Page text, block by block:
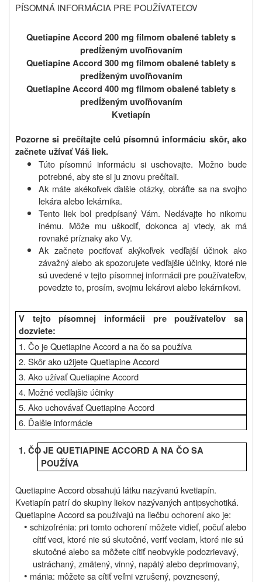
PÍSOMNÁ INFORMÁCIA PRE POUŽÍVATEĽOV
Quetiapine Accord 200 mg filmom obalené tablety s
predĺženým uvoľňovaním
Quetiapine Accord 300 mg filmom obalené tablety s
predĺženým uvoľňovaním
Quetiapine Accord 400 mg filmom obalené tablety s
predĺženým uvoľňovaním
Kvetiapín
Pozorne si prečítajte celú písomnú informáciu skôr, ako
začnete užívať Váš liek.
Túto písomnú informáciu si uschovajte. Možno bude
potrebné, aby ste si ju znovu prečítali.
Ak máte akékoľvek ďalšie otázky, obráťte sa na svojho
lekára alebo lekárnika.
Tento liek bol predpísaný Vám. Nedávajte ho nikomu
inému. Môže mu uškodiť, dokonca aj vtedy, ak má
rovnaké príznaky ako Vy.
Ak začnete pociťovať akýkoľvek vedľajší účinok ako
závažný alebo ak spozorujete vedľajšie účinky, ktoré nie
sú uvedené v tejto písomnej informácii pre používateľov,
povedzte to, prosím, svojmu lekárovi alebo lekárnikovi.
V tejto písomnej informácii pre používateľov sa
dozviete:
1. Čo je Quetiapine Accord a na čo sa používa
2. Skôr ako užijete Quetiapine Accord
3. Ako užívať Quetiapine Accord
4. Možné vedľajšie účinky
5. Ako uchovávať Quetiapine Accord
6. Ďalšie informácie
1. ČO JE QUETIAPINE ACCORD A NA ČO SA
POUŽÍVA
Quetiapine Accord obsahujú látku nazývanú kvetiapín.
Kvetiapín patrí do skupiny liekov nazývaných antipsychotiká.
Quetiapine Accord sa používajú na liečbu ochorení ako je:
•schizofrénia: pri tomto ochorení môžete vidieť, počuť alebo
cítiť veci, ktoré nie sú skutočné, veriť veciam, ktoré nie sú
skutočné alebo sa môžete cítiť neobvykle podozrievavý,
ustráchaný, zmätený, vinný, napätý alebo deprimovaný,
• mánia: môžete sa cítiť veľmi vzrušený, povznesený,